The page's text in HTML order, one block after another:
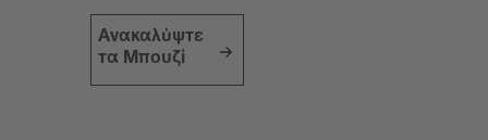
Ανακαλύψτε
τα Μπουζί